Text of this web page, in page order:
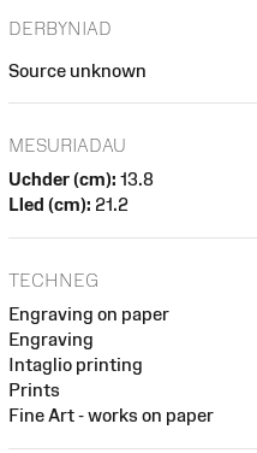
DERBYNIAD
Source unknown
MESURIADAU
Uchder (cm): 13.8
Lled (cm): 21.2
TECHNEG
Engraving on paper
Engraving
Intaglio printing
Prints
Fine Art - works on paper